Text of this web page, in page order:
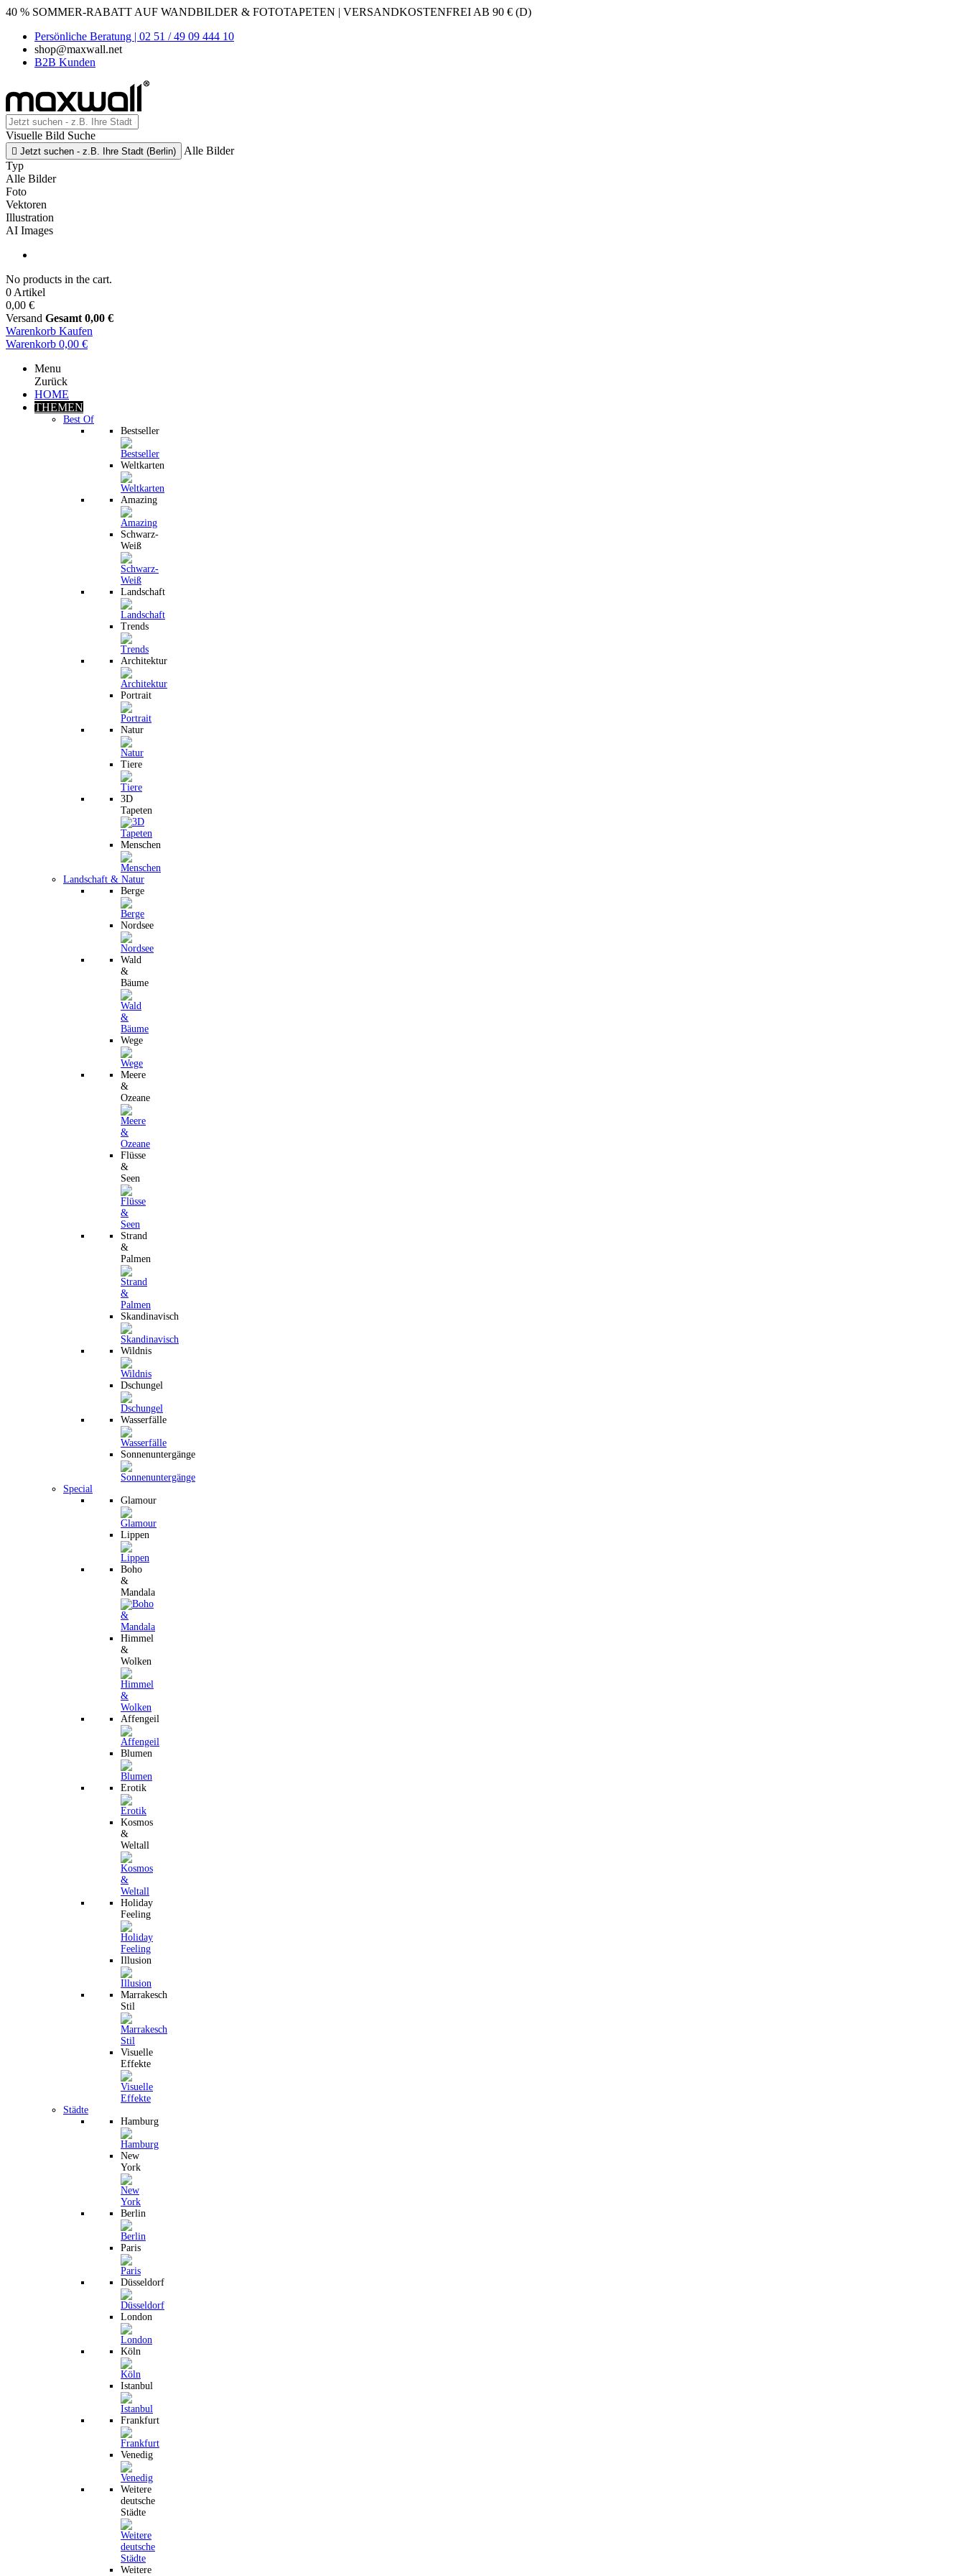
40 % SOMMER-RABATT AUF WANDBILDER & FOTOTAPETEN | VERSANDKOSTENFREI AB 90 € (D)
Persönliche Beratung | 02 51 / 49 09 444 10
shop@maxwall.net
B2B Kunden
Visuelle Bild Suche
 Jetzt suchen - z.B. Ihre Stadt (Berlin)
Alle Bilder
Typ
Alle Bilder
Foto
Vektoren
Illustration
AI Images
No products in the cart.
0 Artikel
0,00 €
Versand Gesamt 0,00 €
Warenkorb Kaufen
Warenkorb 0,00 €
Menu
Zurück
HOME
THEMEN
Best Of
Bestseller
Weltkarten
Amazing
Schwarz-
Weiß
Landschaft
Trends
Architektur
Portrait
Natur
Tiere
3D
Tapeten
Menschen
Landschaft & Natur
Berge
Nordsee
Wald
&
Bäume
Wege
Meere
&
Ozeane
Flüsse
&
Seen
Strand
&
Palmen
Skandinavisch
Wildnis
Dschungel
Wasserfälle
Sonnenuntergänge
Special
Glamour
Lippen
Boho
&
Mandala
Himmel
&
Wolken
Affengeil
Blumen
Erotik
Kosmos
&
Weltall
Holiday
Feeling
Illusion
Marrakesch
Stil
Visuelle
Effekte
Städte
Hamburg
New
York
Berlin
Paris
Düsseldorf
London
Köln
Istanbul
Frankfurt
Venedig
Weitere
deutsche
Städte
Weitere